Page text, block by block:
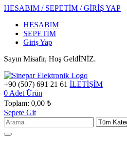
HESABIM / SEPETİM / GİRİŞ YAP
HESABIM
SEPETİM
Giriş Yap
Sayın Misafir, Hoş GeldİNİZ.
+90 (507) 691 21 61 İLETİŞİM
0 Adet Ürün
Toplam: 0,00 ₺
Sepete Git